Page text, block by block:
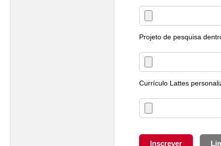
Projeto de pesquisa
Currículo Lattes